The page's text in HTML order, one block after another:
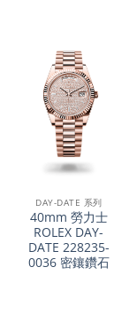
DAY-DATE 系列
40mm 勞力士
ROLEX DAY-
DATE 228235-
0036 密鑲鑽石